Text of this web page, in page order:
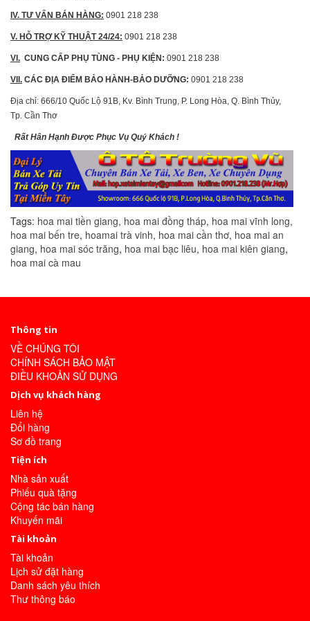
IV. TƯ VẤN BÁN HÀNG: 0901 218 238
V. HỖ TRỢ KỸ THUẬT 24/24: 0901 218 238
VI. CUNG CẤP PHỤ TÙNG - PHỤ KIỆN : 0901 218 238
VII. CÁC ĐỊA ĐIỂM BẢO HÀNH-BẢO DƯỠNG: 0901 218 238
Địa chỉ: 666/10 Quốc Lộ 91B, Kv. Bình Trung, P. Long Hòa, Q. Bình Thủy,
Tp. Cần Thơ
Rất Hân Hạnh Được Phục Vụ Quý Khách !
Tags: hoa mai tiền giang, hoa mai đồng tháp, hoa mai vĩnh long,
hoa mai bến tre, hoamai trà vinh, hoa mai cần thơ, hoa mai an
giang, hoa mai sóc trăng, hoa mai bạc liêu, hoa mai kiên giang,
hoa mai cà mau
Thông tin
VỀ CHÚNG TÔI
CHÍNH SÁCH BẢO MẬT
ĐIỀU KHOẢN SỬ DỤNG
Dịch vụ khách hàng
Liên hệ
Đổi hàng
Sơ đồ trang
Tiện ích
Nhà sản xuất
Phiếu quà tặng
Cộng tác bán hàng
Khuyến mãi
Tài khoản
Tài khoản
Lịch sử đặt hàng
Danh sách yêu thích
Thư thông báo